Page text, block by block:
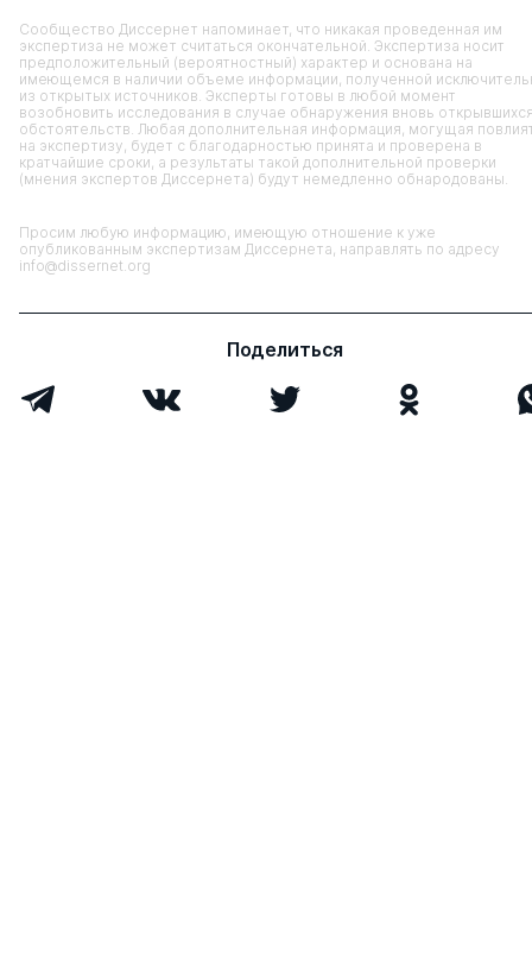
Сообщество Диссернет напоминает, что никакая проведенная им
экспертиза не может считаться окончательной. Экспертиза носит
предположительный (вероятностный) характер и основана на
имеющемся в наличии объеме информации, полученной
из открытых источников. Эксперты готовы в любой момент
возобновить исследования в случае обнаружения вновь
обстоятельств. Любая дополнительная информация, могущая
на экспертизу, будет с благодарностью принята и проверена в
кратчайшие сроки, а результаты такой дополнительной проверки
(мнения экспертов Диссернета) будут немедленно обнародованы.
Просим любую информацию, имеющую отношение к уже
опубликованным экспертизам Диссернета, направлять по адресу
info@dissernet.org
Поделиться